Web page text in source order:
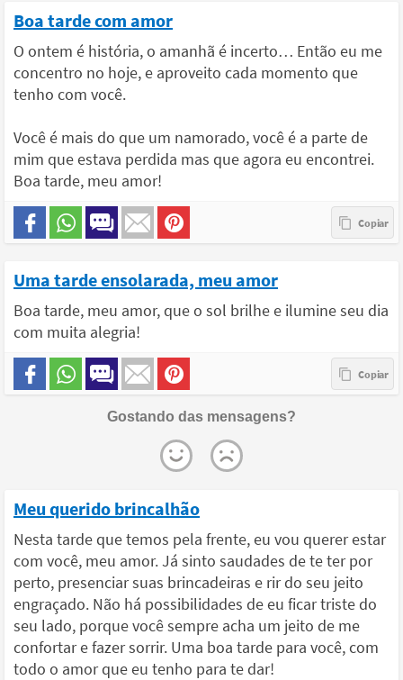
Boa tarde com amor
O ontem é história, o amanhã é incerto… Então eu me
concentro no hoje, e aproveito cada momento que
tenho com você.
Você é mais do que um namorado, você é a parte de
mim que estava perdida mas que agora eu encontrei.
Boa tarde, meu amor!
Uma tarde ensolarada, meu amor
Boa tarde, meu amor, que o sol brilhe e ilumine seu dia
com muita alegria!
Gostando das mensagens?
Meu querido brincalhão
Nesta tarde que temos pela frente, eu vou querer estar
com você, meu amor. Já sinto saudades de te ter por
perto, presenciar suas brincadeiras e rir do seu jeito
engraçado. Não há possibilidades de eu ficar triste do
seu lado, porque você sempre acha um jeito de me
confortar e fazer sorrir. Uma boa tarde para você, com
todo o amor que eu tenho para te dar!